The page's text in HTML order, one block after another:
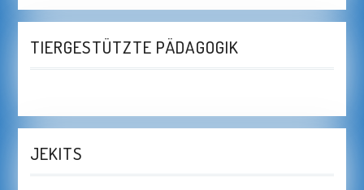
TIERGESTÜTZTE PÄDAGOGIK
JEKITS